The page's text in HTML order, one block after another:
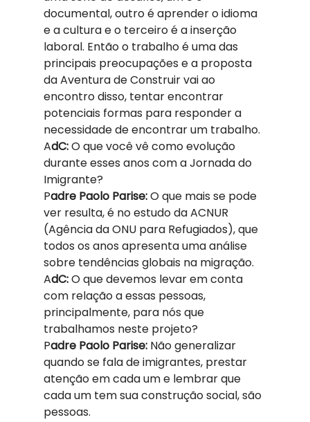
documental, outro é aprender o idioma
e a cultura e o terceiro é a inserção
laboral. Então o trabalho é uma das
principais preocupações e a proposta
da Aventura de Construir vai ao
encontro disso, tentar encontrar
potenciais formas para responder a
necessidade de encontrar um trabalho.
AdC: O que você vê como evolução
durante esses anos com a Jornada do
Imigrante?
Padre Paolo Parise: O que mais se pode
ver resulta, é no estudo da ACNUR
(Agência da ONU para Refugiados), que
todos os anos apresenta uma análise
sobre tendências globais na migração.
AdC: O que devemos levar em conta
com relação a essas pessoas,
principalmente, para nós que
trabalhamos neste projeto?
Padre Paolo Parise: Não generalizar
quando se fala de imigrantes, prestar
atenção em cada um e lembrar que
cada um tem sua construção social, são
pessoas.